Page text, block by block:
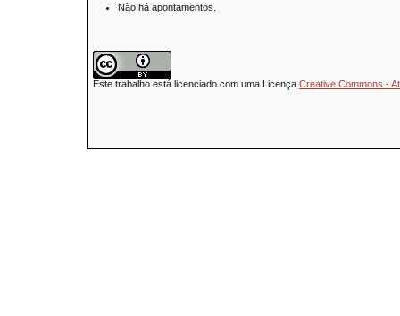
Não há apontamentos.
Este trabalho está licenciado com uma Licença Creative Commons -